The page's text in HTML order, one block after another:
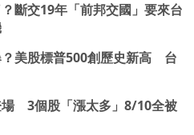
斷交19年「前邦交國」要來台
美股標普500創歷史新高 台
場 3個股「漲太多」8/10全被